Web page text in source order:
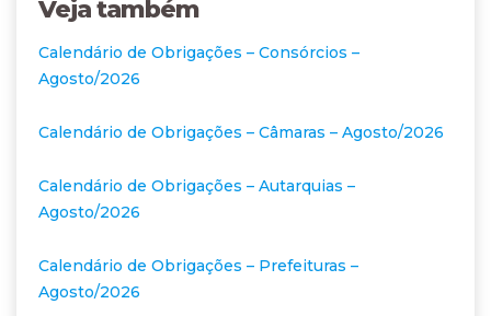
Veja também
Calendário de Obrigações – Consórcios –
Agosto/2026
Calendário de Obrigações – Câmaras – Agosto/2026
Calendário de Obrigações – Autarquias –
Agosto/2026
Calendário de Obrigações – Prefeituras –
Agosto/2026